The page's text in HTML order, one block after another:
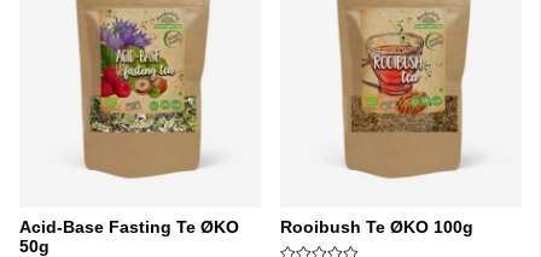
Acid-Base Fasting Te ØKO
50g
Rooibush Te ØKO 100g